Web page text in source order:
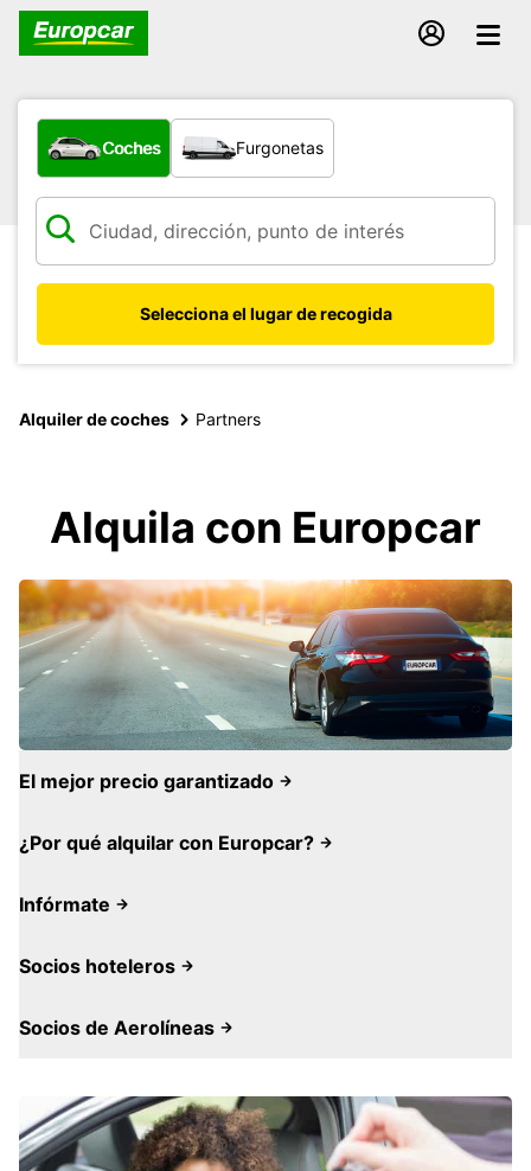
¿Qué tipo de vehículo?
Coches Furgonetas
Selecciona el lugar de recogida
Alquiler de coches Partners
Alquila con Europcar
El mejor precio garantizado
¿Por qué alquilar con Europcar?
Infórmate
Socios hoteleros
Socios de Aerolíneas